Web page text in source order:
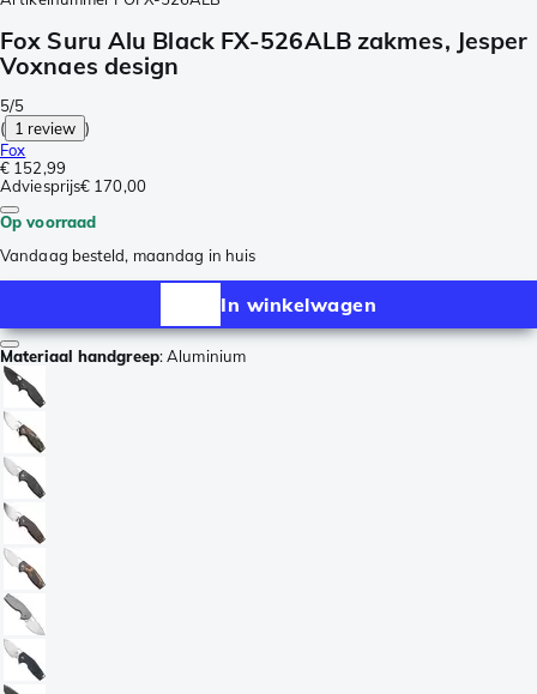
Fox Suru Alu Black FX-526ALB zakmes, Jesper
Voxnaes design
5/5
( 1 review )
Fox
€ 152,99
Adviesprijs€ 170,00
Op voorraad
Vandaag besteld, maandag in huis
In winkelwagen
Materiaal handgreep:Aluminium